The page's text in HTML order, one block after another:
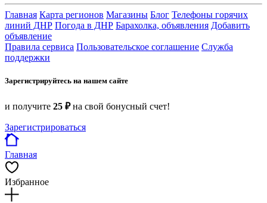
Главная Карта регионов Магазины Блог Телефоны горячих
линий ДНР Погода в ДНР Барахолка, объявления Добавить
объявление
Правила сервиса Пользовательское соглашение Служба
поддержки
Зарегистрируйтесь на нашем сайте
и получите 25 ₽на свой бонусный счет!
Зарегистрироваться
Главная
Избранное